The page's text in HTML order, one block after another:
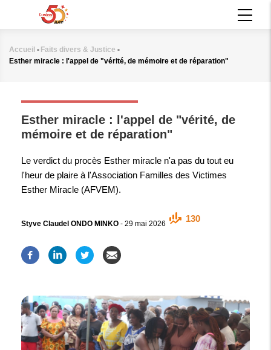
principal
Fil
Accueil - Faits divers & Justice -
Esther miracle : l'appel de "vérité, de mémoire et de réparation"
Esther miracle : l'appel de "vérité, de
mémoire et de réparation"
Le verdict du procès Esther miracle n'a pas du tout eu
l'heur de plaire à l'Association Familles des Victimes
Esther Miracle (AFVEM).
Styve Claudel ONDO MINKO - 29 mai 2026
130